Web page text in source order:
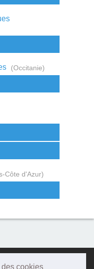
cookies
(Occitanie)
Côte d'Azur)